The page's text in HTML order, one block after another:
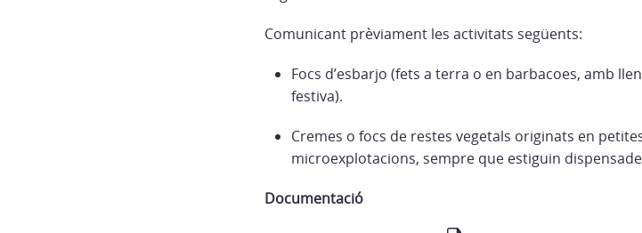
Comunicant prèviament les activitats següents:
Focs d’esbarjo (fets a terra o en barbacoes, amb
festiva).
Cremes o focs de restes vegetals originats en
microexplotacions, sempre que estiguin
Documentació